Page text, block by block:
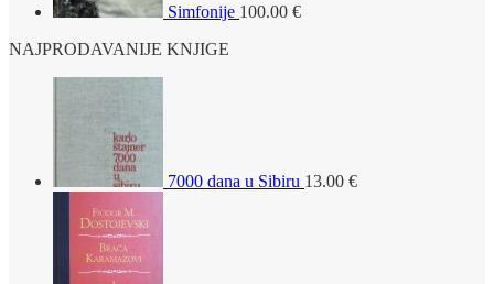
Simfonije 100.00 €
NAJPRODAVANIJE KNJIGE
7000 dana u Sibiru 13.00 €